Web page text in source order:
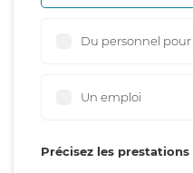
Du personnel
Un emploi
Précisez les